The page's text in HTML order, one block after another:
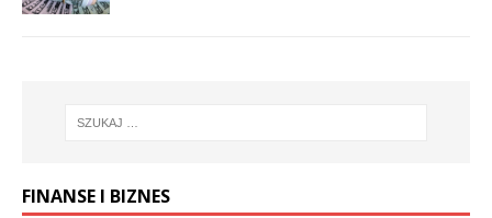
FINANSE I BIZNES